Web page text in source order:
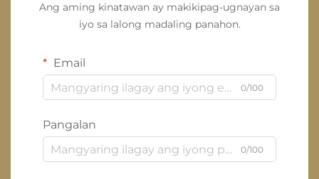
Ang aming kinatawan ay makikipag-ugnayan sa
iyo sa lalong madaling panahon.
Email
0/100
Pangalan
0/100